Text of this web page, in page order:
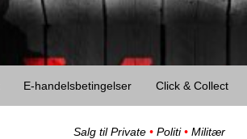
E-handelsbetingelser Click & Collect
Salg til Private •Politi•Militær